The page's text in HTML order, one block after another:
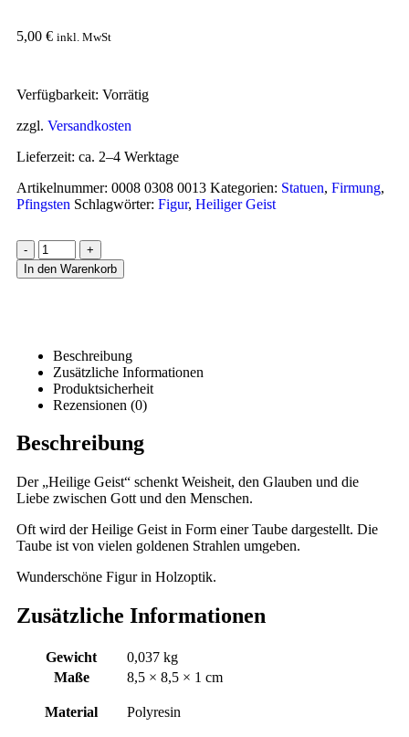
5,00 € inkl. MwSt
Verfügbarkeit: Vorrätig
zzgl. Versandkosten
Lieferzeit: ca. 2–4 Werktage
Artikelnummer: 0008 0308 0013 Kategorien: Statuen, Firmung,
Pfingsten Schlagwörter: Figur, Heiliger Geist
-
+
In den Warenkorb
Beschreibung
Zusätzliche Informationen
Produktsicherheit
Rezensionen (0)
Beschreibung
Der „Heilige Geist“ schenkt Weisheit, den Glauben und die
Liebe zwischen Gott und den Menschen.
Oft wird der Heilige Geist in Form einer Taube dargestellt. Die
Taube ist von vielen goldenen Strahlen umgeben.
Wunderschöne Figur in Holzoptik.
Zusätzliche Informationen
Gewicht
0,037 kg
Maße
8,5 × 8,5 × 1 cm
Material Polyresin